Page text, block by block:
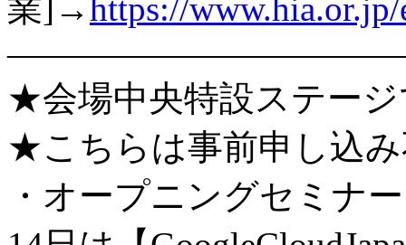
業]→https://
★会場中央特設ステー
★こちらは事前申し込
・オープニングセミナー